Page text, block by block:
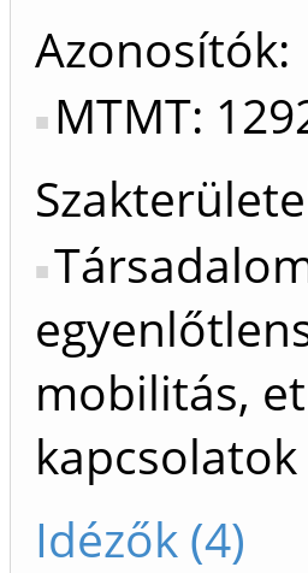
Azonosítók
MTMT:
mobilitás,
kapcsolatok
Idézők (4)